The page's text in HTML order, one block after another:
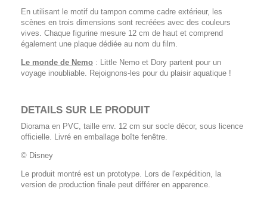
En utilisant le motif du tampon comme cadre extérieur, les
scènes en trois dimensions sont recréées avec des couleurs
vives. Chaque figurine mesure 12 cm de haut et comprend
également une plaque dédiée au nom du film.
Le monde de Nemo : Little Nemo et Dory partent pour un
voyage inoubliable. Rejoignons-les pour du plaisir aquatique !
DETAILS SUR LE PRODUIT
Diorama en PVC, taille env. 12 cm sur socle décor, sous licence
officielle. Livré en emballage boîte fenêtre.
© Disney
Le produit montré est un prototype. Lors de l'expédition, la
version de production finale peut différer en apparence.